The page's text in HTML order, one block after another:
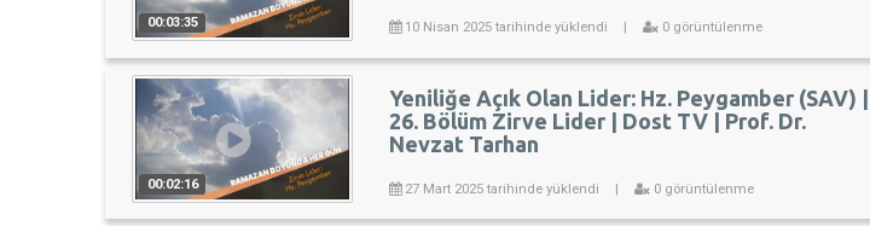
00:03:35 10 Nisan 2025 tarihinde yüklendi 0 görüntülenme
00:02:16
Yeniliğe Açık Olan Lider: Hz. Peygamber (SAV) |
26. Bölüm Zirve Lider | Dost TV | Prof. Dr.
Nevzat Tarhan
27 Mart 2025 tarihinde yüklendi | 0 görüntülenme